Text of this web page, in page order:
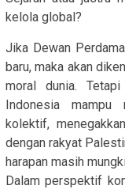
kelola global?
Jika Dewan
baru, maka akan
moral dunia.
Indonesia mampu
kolektif,
dengan rakyat
harapan masih
Dalam perspektif